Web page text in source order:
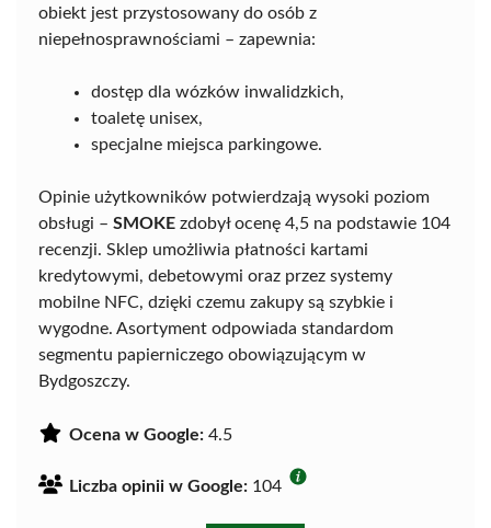
obiekt jest przystosowany do osób z
niepełnosprawnościami – zapewnia:
dostęp dla wózków inwalidzkich,
toaletę unisex,
specjalne miejsca parkingowe.
Opinie użytkowników potwierdzają wysoki poziom
obsługi – SMOKE zdobył ocenę 4,5 na podstawie 104
recenzji. Sklep umożliwia płatności kartami
kredytowymi, debetowymi oraz przez systemy
mobilne NFC, dzięki czemu zakupy są szybkie i
wygodne. Asortyment odpowiada standardom
segmentu papierniczego obowiązującym w
Bydgoszczy.
Ocena w Google: 4.5
Liczba opinii w Google: 104